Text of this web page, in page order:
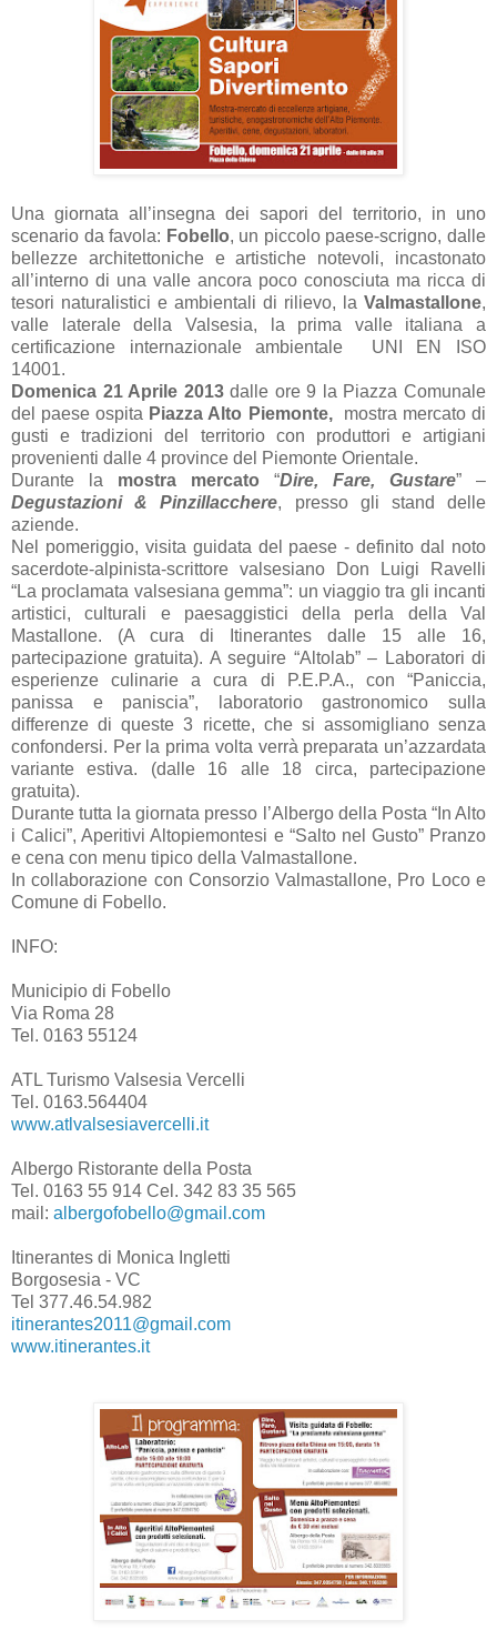
Una giornata all’insegna dei sapori del territorio, in uno
scenario da favola: Fobello, un piccolo paese-scrigno, dalle
bellezze architettoniche e artistiche notevoli, incastonato
all’interno di una valle ancora poco conosciuta ma ricca di
tesori naturalistici e ambientali di rilievo, la Valmastallone,
valle laterale della Valsesia, la prima valle italiana a
certificazione internazionale ambientale UNI EN ISO
14001.
Domenica 21 Aprile 2013dalle ore 9 la Piazza Comunale
del paese ospita Piazza Alto Piemonte,mostra mercato di
gusti e tradizioni del territorio con produttori e artigiani
provenienti dalle 4 province del Piemonte Orientale.
Durante la mostra mercato “Dire, Fare, Gustare” –
Degustazioni & Pinzillacchere, presso gli stand delle
aziende.
Nel pomeriggio, visita guidata del paese - definito dal noto
sacerdote-alpinista-scrittore valsesiano Don Luigi Ravelli
“La proclamata valsesiana gemma”: un viaggio tra gli incanti
artistici, culturali e paesaggistici della perla della Val
Mastallone. (A cura di Itinerantes dalle 15 alle 16,
partecipazione gratuita). A seguire “Altolab” – Laboratori di
esperienze culinarie a cura di P.E.P.A., con “Paniccia,
panissa e paniscia”, laboratorio gastronomico sulla
differenze di queste 3 ricette, che si assomigliano senza
confondersi. Per la prima volta verrà preparata un’azzardata
variante estiva. (dalle 16 alle 18 circa, partecipazione
gratuita).
Durante tutta la giornata presso l’Albergo della Posta “In Alto
i Calici”, Aperitivi Altopiemontesi e “Salto nel Gusto” Pranzo
e cena con menu tipico della Valmastallone.
In collaborazione con Consorzio Valmastallone, Pro Loco e
Comune di Fobello.
INFO:
Municipio di Fobello
Via Roma 28
Tel. 0163 55124
ATL Turismo Valsesia Vercelli
Tel. 0163.564404
www.atlvalsesiavercelli.it
Albergo Ristorante della Posta
Tel. 0163 55 914 Cel. 342 83 35 565
mail: albergofobello@gmail.com
Itinerantes di Monica Ingletti
Borgosesia - VC
Tel 377.46.54.982
itinerantes2011@gmail.com
www.itinerantes.it